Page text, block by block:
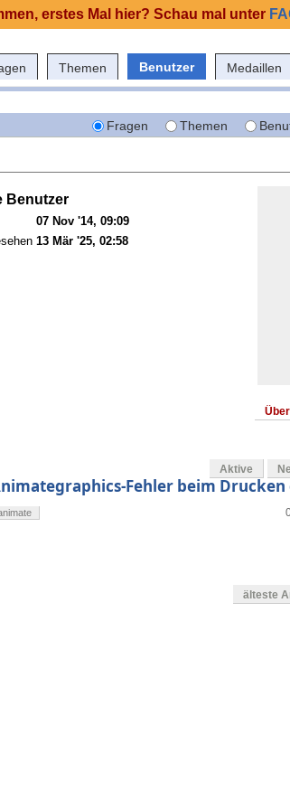
Themen Benutzer Medaillen
Fragen Themen
Benutzer
07 Nov '14, 09:09
13 Mär '25, 02:58
Aktive
Fehler beim Drucken
älteste
erstes Mal hier? Schau mal unter